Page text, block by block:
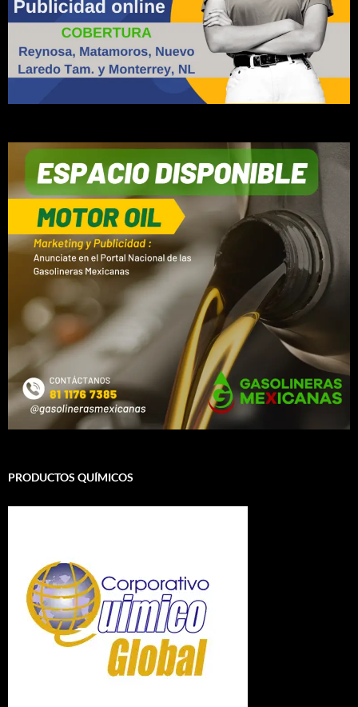
PRODUCTOS QUÍMICOS